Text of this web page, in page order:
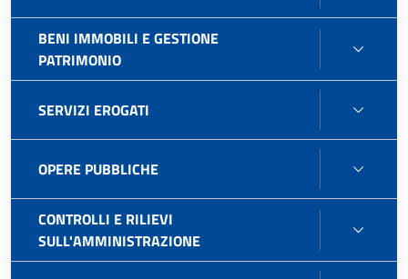
BENI IMMOBILI E GESTIONE
PATRIMONIO
SERVIZI EROGATI
OPERE PUBBLICHE
CONTROLLI E RILIEVI
SULL'AMMINISTRAZIONE